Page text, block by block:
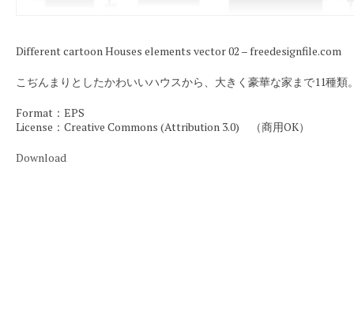
Different cartoon Houses elements vector 02 – freedesignfile.com
こぢんまりとしたかわいいハウスから、大きく豪華な家まで11種類
Format：EPS
License：Creative Commons (Attribution 3.0) （商用OK）
Download